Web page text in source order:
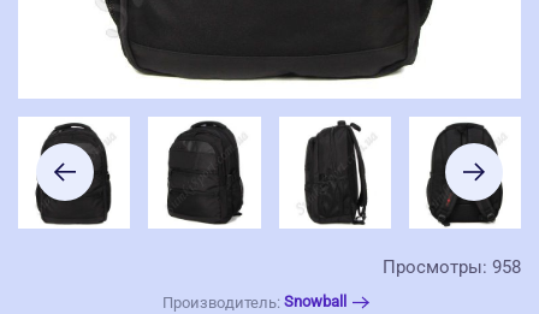
Просмотры: 958
Производитель: Snowball